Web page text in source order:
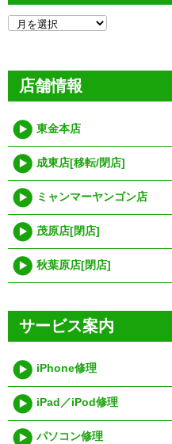
ー
店舗情報
東金本店
成東店[移転/閉店]
ミャンマーヤンゴン店
茂原店[閉店]
秋葉原店[閉店]
サービス案内
iPhone修理
iPad／iPod修理
パソコン修理